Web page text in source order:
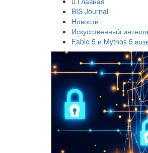
BIS Journal
Новости
Искусственный
Fable 5 и Mythos 5